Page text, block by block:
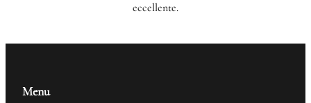
eccellente.
Menu